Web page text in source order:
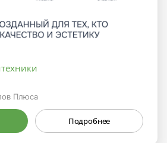
Плюса
Подробнее